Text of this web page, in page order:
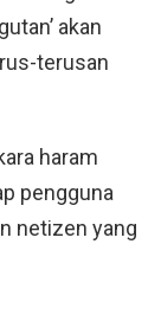
akan
terusan
haram
pengguna
netizen yang